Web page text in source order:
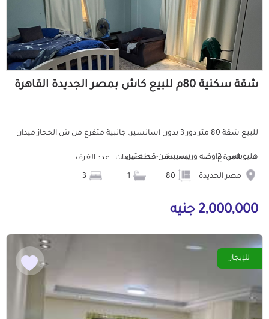
شقة سكنية 80م للبيع كاش بمصر الجديدة القاهرة
للبيع شقة 80 متر دور 3 بدون اسانسير. جانبية متفرع من ش الحجاز ميدان
هليوبلس. 2اوضه وريسيبشن قطعتين...
الموقع
مصر الجديدة
المساحة عدد الحمامات عدد الغرف
2,000,000 جنيه
للإيجار